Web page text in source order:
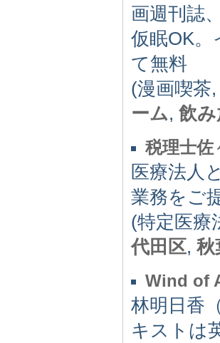
画週刊誌
仮眠OK
て無料
(漫画喫茶
ーム, 飲
税理士佐
医療法人
業務をご
(特定医療
代田区, 秋
Wind of
林明日香
キストは